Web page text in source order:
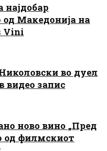
најдобар
од Македонија на
Vini
во дуел
видео запис
ново вино „Пред
од филмскиот